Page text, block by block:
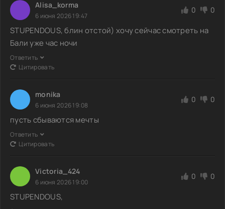
Alisa_korma
6 июня 2026 19:47
0 0
STUPENDOUS, блин отстой) хочу сейчас смотреть на
Бали уже час ночи
Ответить
Цитировать
monika
6 июня 2026 19:08
0 0
пусть сбываются мечты
Ответить
Цитировать
Victoria_424
6 июня 2026 19:00
0 0
STUPENDOUS,